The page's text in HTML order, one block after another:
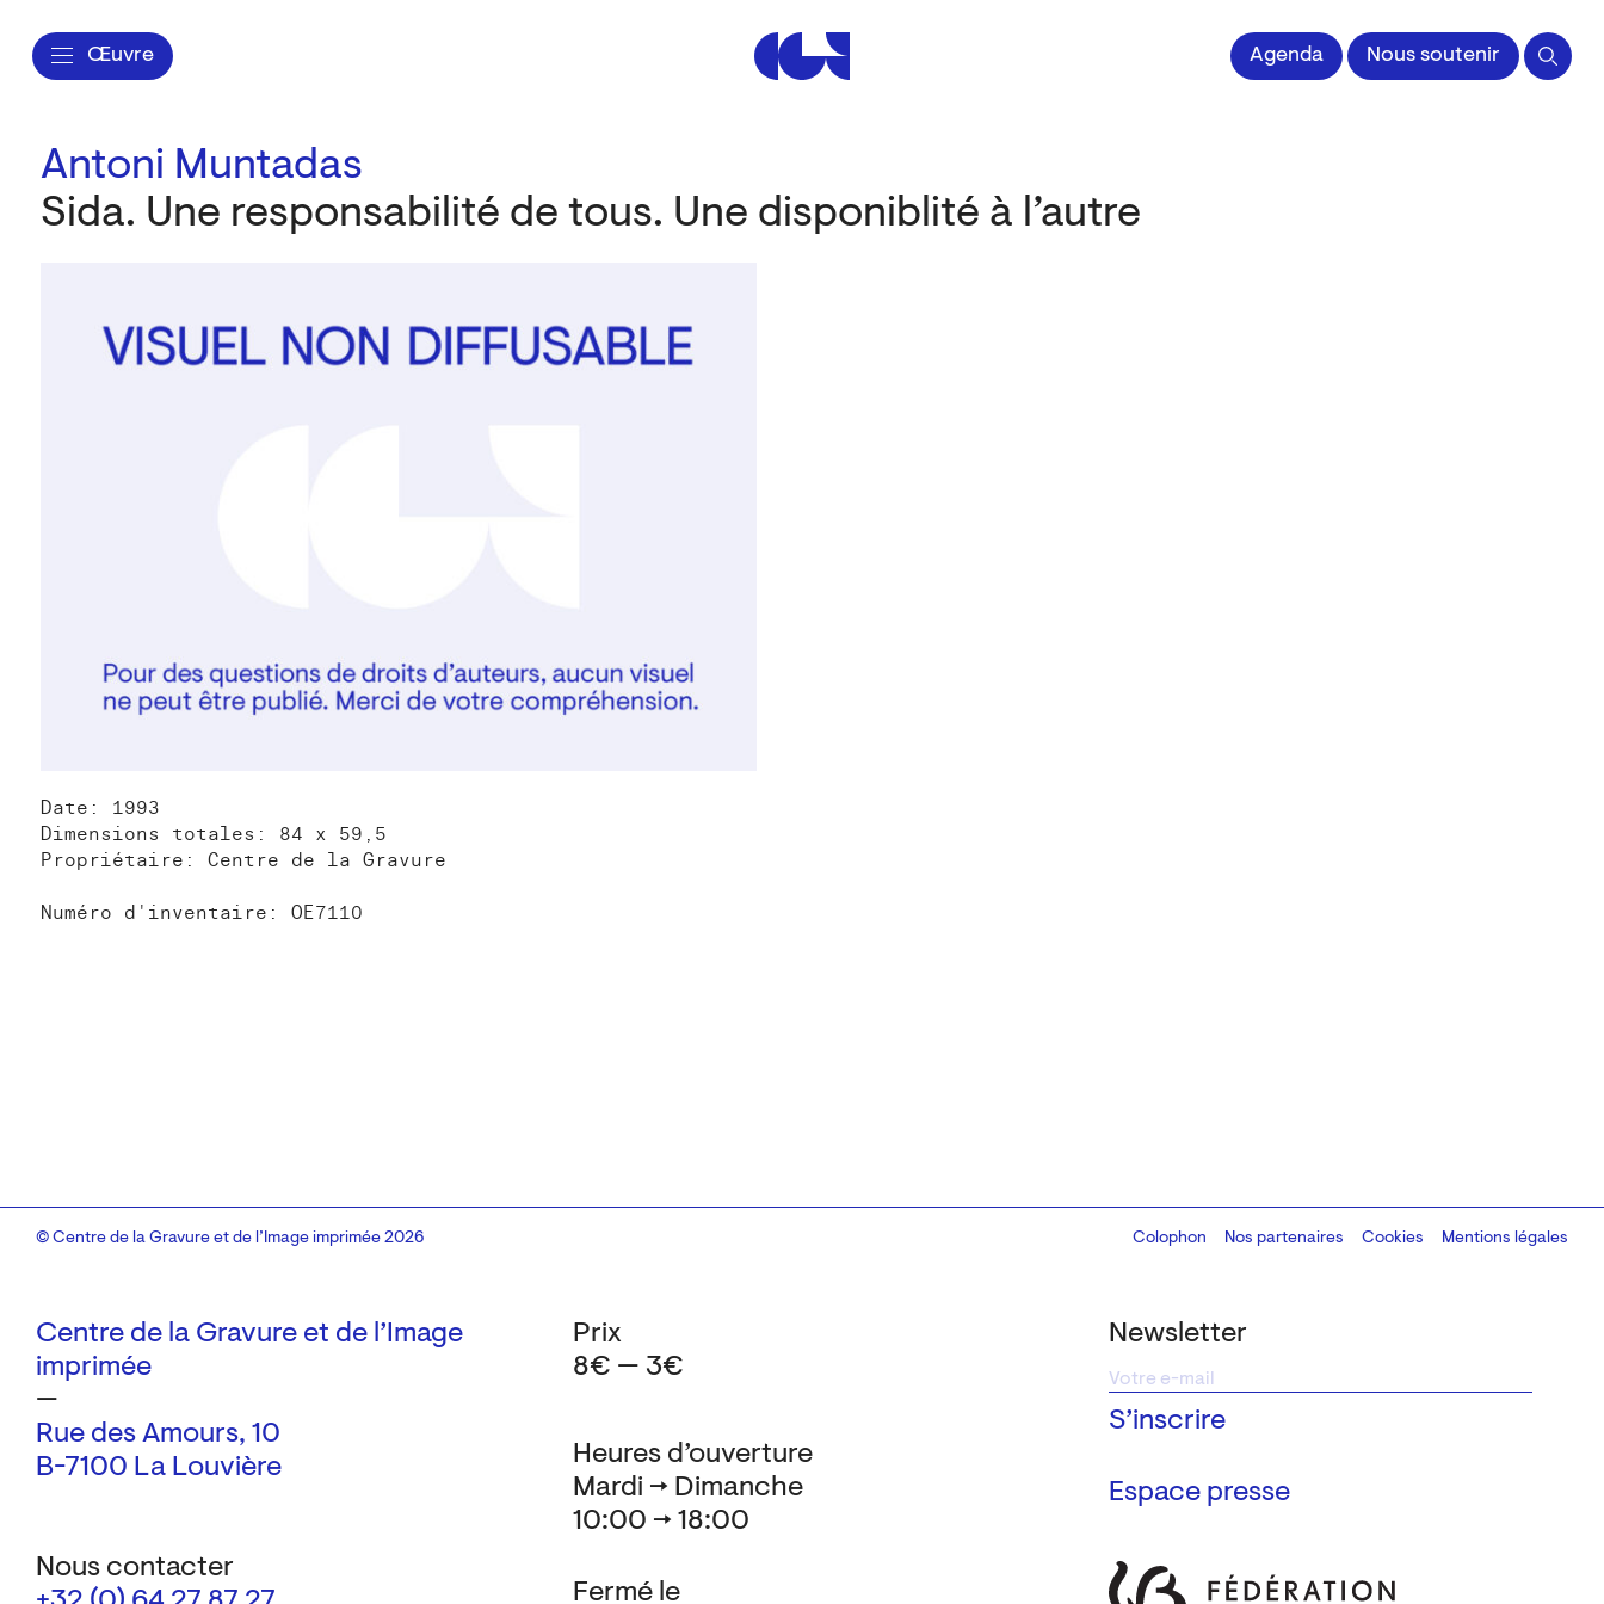
Œuvre Centre de la Gravure et de l'Image impriméeAgenda Nous soutenir
Antoni Muntadas
Sida. Une responsabilité de tous. Une disponiblité à l’autre
Date: 1993
Dimensions totales: 84 x 59,5
Propriétaire: Centre de la Gravure
Numéro d'inventaire: OE7110
Centre de la Gravure et de l’Image
imprimée
—
Rue des Amours, 10
B-7100 La Louvière
Nous contacter
Newsletter
Espace presse
Heures d’ouverture
Mardi → Dimanche
10:00 → 18:00
Fermé le
Prix
8€ — 3€
© Centre de la Gravure et de l’Image imprimée 2026 Colophon
Design:Marcel Kaczmarek, code:8080.studio
Nos partenaires Cookies Mentions légales